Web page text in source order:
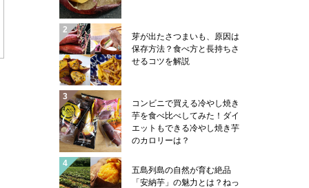
芽が出たさつまいも、原因は
保存方法？食べ方と長持ちさ
せるコツを解説
コンビニで買える冷やし焼き
芋を食べ比べしてみた！ダイ
エットもできる冷やし焼き芋
のカロリーは？
五島列島の自然が育む絶品
「安納芋」の魅力とは？ねっ